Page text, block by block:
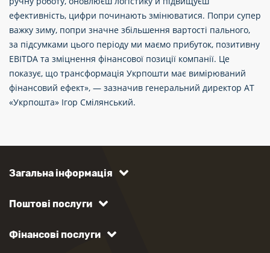
ефективність, цифри починають змінюватися. Попри супер
важку зиму, попри значне збільшення вартості пального,
за підсумками цього періоду ми маємо прибуток, позитивну
EBITDA та зміцнення фінансової позиції компанії. Це
показує, що трансформація Укрпошти має вимірюваний
фінансовий ефект», — зазначив генеральний директор АТ
«Укрпошта» Ігор Смілянський.
Загальна інформація
Поштові послуги
Фінансові послуги